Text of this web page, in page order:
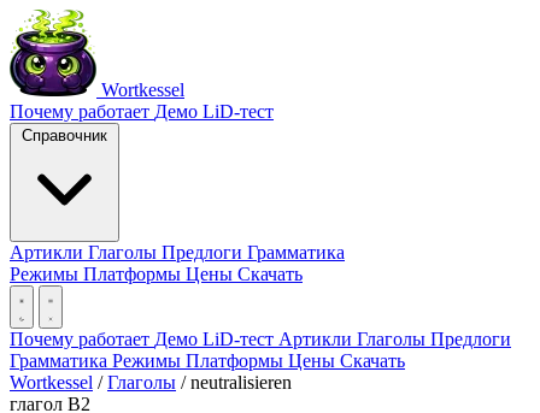
Wortkessel
Почему работает Демо LiD-тест
Справочник
Артикли Глаголы Предлоги Грамматика
Режимы Платформы Цены Скачать
Почему работает Демо LiD-тест Артикли Глаголы Предлоги
Грамматика Режимы Платформы Цены Скачать
Wortkessel / Глаголы / neutralisieren
глагол B2